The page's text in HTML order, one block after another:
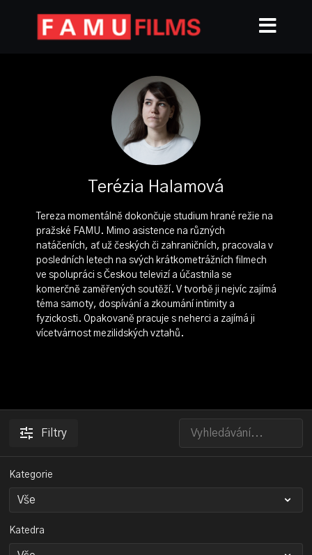
Terézia Halamová
Tereza momentálně dokončuje studium hrané režie na
pražské FAMU. Mimo asistence na různých
natáčeních, ať už českých či zahraničních, pracovala v
posledních letech na svých krátkometrážních filmech
ve spolupráci s Českou televizí a účastnila se
komerčně zaměřených soutěží. V tvorbě ji nejvíc zajímá
téma samoty, dospívání a zkoumání intimity a
fyzickosti. Opakovaně pracuje s neherci a zajímá ji
vícetvárnost mezilidských vztahů.
Filtry
Kategorie
Katedra